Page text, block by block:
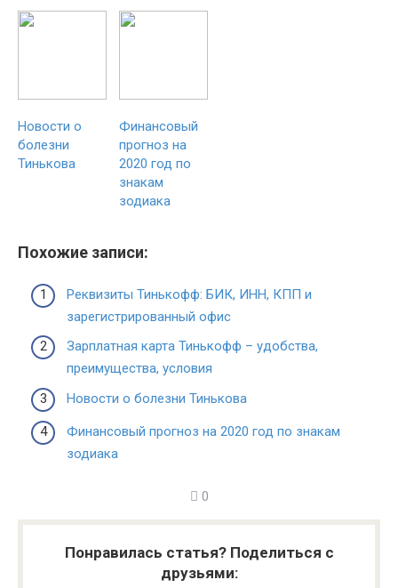
Новости о
болезни
Тинькова
Финансовый
прогноз на
2020 год по
знакам
зодиака
Похожие записи:
Реквизиты Тинькофф: БИК, ИНН, КПП и
зарегистрированный офис
Зарплатная карта Тинькофф – удобства,
преимущества, условия
Новости о болезни Тинькова
Финансовый прогноз на 2020 год по знакам
зодиака
0
Понравилась статья? Поделиться с
друзьями: